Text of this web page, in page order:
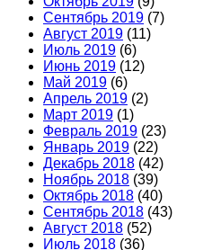
Сентябрь 2019 (7)
Август 2019 (11)
Июль 2019 (6)
Июнь 2019 (12)
Май 2019 (6)
Апрель 2019 (2)
Март 2019 (1)
Февраль 2019 (23)
Январь 2019 (22)
Декабрь 2018 (42)
Ноябрь 2018 (39)
Октябрь 2018 (40)
Сентябрь 2018 (43)
Август 2018 (52)
Июль 2018 (36)